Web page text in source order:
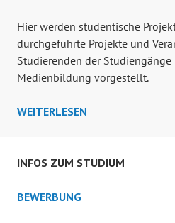
Hier werden studentische
durchgeführte Projekte und
Studierenden der Studiengänge
Medienbildung vorgestellt.
PROJEKTE
MIT
WEITERLESEN
INFOS ZUM STUDIUM
BEWERBUNG